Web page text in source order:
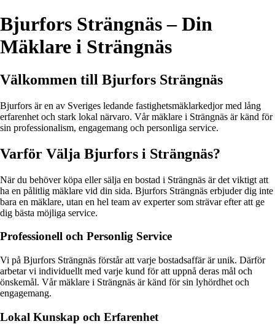
Bjurfors Strängnäs – Din
Mäklare i Strängnäs
Välkommen till Bjurfors Strängnäs
Bjurfors är en av Sveriges ledande fastighetsmäklarkedjor med lång
erfarenhet och stark lokal närvaro. Vår mäklare i Strängnäs är känd för
sin professionalism, engagemang och personliga service.
Varför Välja Bjurfors i Strängnäs?
När du behöver köpa eller sälja en bostad i Strängnäs är det viktigt att
ha en pålitlig mäklare vid din sida. Bjurfors Strängnäs erbjuder dig inte
bara en mäklare, utan en hel team av experter som strävar efter att ge
dig bästa möjliga service.
Professionell och Personlig Service
Vi på Bjurfors Strängnäs förstår att varje bostadsaffär är unik. Därför
arbetar vi individuellt med varje kund för att uppnå deras mål och
önskemål. Vår mäklare i Strängnäs är känd för sin lyhördhet och
engagemang.
Lokal Kunskap och Erfarenhet